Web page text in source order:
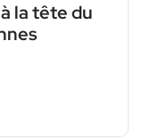
la tête du